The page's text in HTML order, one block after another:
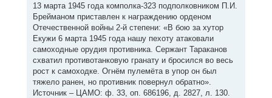
13 марта 1945 года комполка-323 подполковником П.И.
Брейманом приставлен к награждению орденом
Отечественной войны 2-й степени: «В бою за хутор
Екужи 6 марта 1945 года нашу пехоту атаковали
самоходные орудия противника. Сержант Тараканов
схватил противотанковую гранату и бросился во весь
рост к самоходке. Огнём пулемёта в упор он был
тяжело ранен, но противник повернул обратно».
Источник – ЦАМО: ф. 33, оп. 686196, д. 2827, л. 130.